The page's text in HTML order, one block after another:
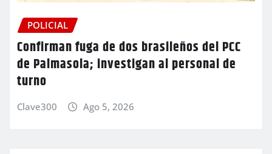
POLICIAL
Confirman fuga de dos brasileños del PCC
de Palmasola; investigan al personal de
turno
Clave300 Ago 5, 2026